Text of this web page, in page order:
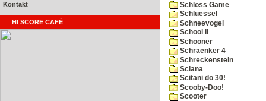
Kontakt
HI SCORE CAFÉ
Schloss Game
Schluessel
Schneevogel
School II
Schooner
Schraenker 4
Schreckenstein
Sciana
Scitani do 30!
Scooby-Doo!
Scooter